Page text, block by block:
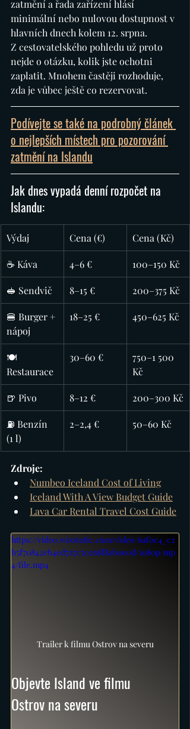
zatmění a řada zařízení hlásí
minimální nebo nulovou dostupnost v
hlavních dnech kolem 12. srpna.
Z cestovatelského pohledu už proto
nejde o otázku, kolik jste ochotni
zaplatit. Mnohem častěji rozhoduje,
zda je vůbec ještě co rezervovat.
Podívejte se také na podrobný článek
o nejlepších místech pro pozorování
zatmění na Islandu
Jak dnes vypadá denní rozpočet na
Islandu:
Výdaj Cena (€) Cena (Kč)
☕ Káva 4–6 € 100–150 Kč
🥪 Sendvič 8–15 € 200–375 Kč
🍔 Burger +
nápoj
18–25 € 450–625 Kč
🍽️
Restaurace
30–60 €
750–1 500
Kč
🍺 Pivo 8–12 € 200–300 Kč
⛽ Benzín
(1 l)
2–2,4 € 50–60 Kč
Zdroje:
Numbeo Iceland Cost of Living
Iceland With A View Budget Guide
Lava Car Rental Travel Cost Guide
https://video.wixstatic.com/video/6af0c4_c2
b5f70842eb4ed7a7c50268f8ab0e0d/1080p/mp
4/file.mp4
Trailer k filmu Ostrov na severu
Objevte Island ve filmu
Ostrov na severu